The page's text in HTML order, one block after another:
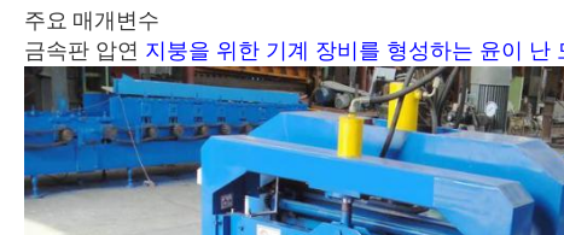
주요 매개변수
금속판 압연 지붕을 위한 기계 장비를 형성하는 윤이 난